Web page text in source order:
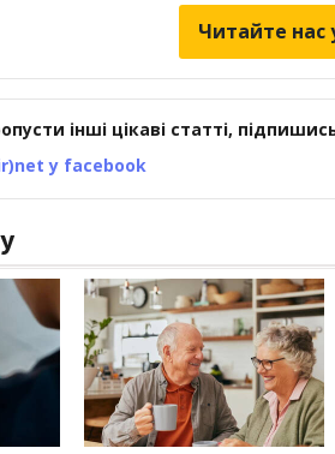
Читайте нас
інші цікаві статті,
у facebook